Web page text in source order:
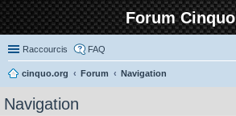
Forum Cinquo
Raccourcis FAQ
cinquo.org Forum
Navigation
Navigation